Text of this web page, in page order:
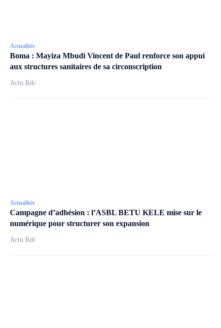
Actualités
Boma : Mayiza Mbudi Vincent de Paul renforce son appui
aux structures sanitaires de sa circonscription
Actu Rdc
Actualités
Campagne d’adhésion : l’ASBL BETU KELE mise sur le
numérique pour structurer son expansion
Actu Rdc